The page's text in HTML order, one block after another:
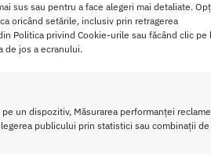
sus sau pentru a face alegeri mai detaliate.
oricând setările, inclusiv prin retragerea
Politica privind Cookie-urile sau făcând clic pe
de jos a ecranului.
un dispozitiv, Măsurarea performanței
publicului prin statistici sau combinații de
Recenzii